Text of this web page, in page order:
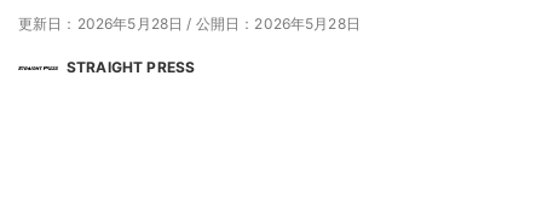
更新日：2026年5月28日 / 公開日：2026年5月28日
STRAIGHT PRESS